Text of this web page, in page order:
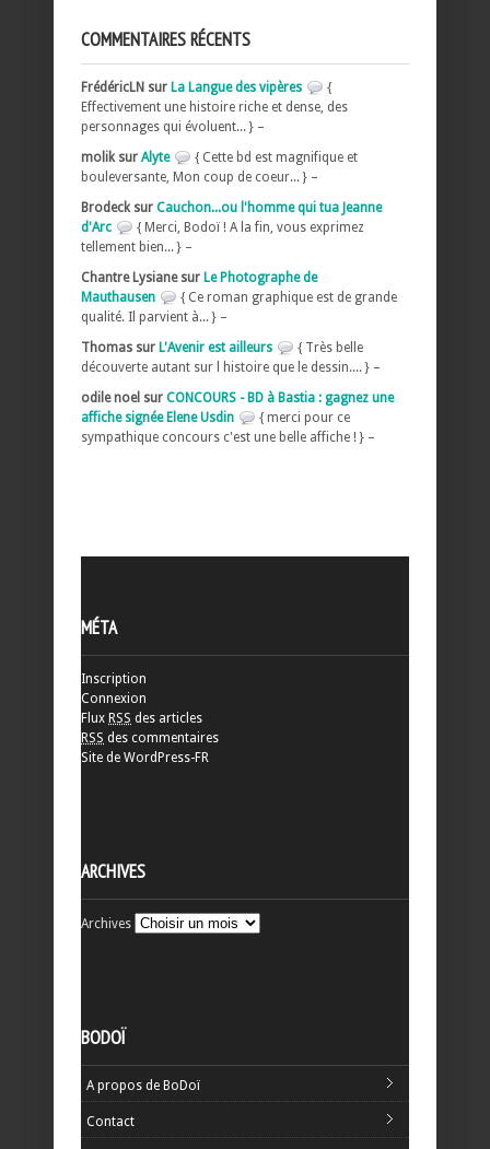
COMMENTAIRES RÉCENTS
FrédéricLN sur La Langue des vipères
{
Effectivement une histoire riche et dense, des
personnages qui évoluent... } –
molik sur Alyte
{ Cette bd est magnifique et
bouleversante, Mon coup de coeur... } –
Brodeck sur Cauchon...ou l'homme qui tua Jeanne
d'Arc
{ Merci, Bodoï ! A la fin, vous exprimez
tellement bien... } –
Chantre Lysiane sur Le Photographe de
Mauthausen
{ Ce roman graphique est de grande
qualité. Il parvient à... } –
Thomas sur L'Avenir est ailleurs
{ Très belle
découverte autant sur l histoire que le dessin.... } –
odile noel sur CONCOURS - BD à Bastia : gagnez une
affiche signée Elene Usdin
{ merci pour ce
sympathique concours c'est une belle affiche ! } –
MÉTA
Inscription
Connexion
Flux RSS des articles
RSS des commentaires
Site de WordPress-FR
ARCHIVES
Archives
BODOÏ
A propos de BoDoï
Contact